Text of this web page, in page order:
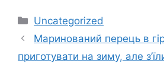
Категорії
Uncategorized
Маринований перець в
приготувати на зиму, але